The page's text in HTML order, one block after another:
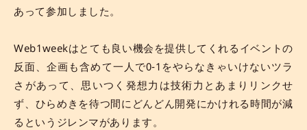
あって参加しました。
Web1weekはとても良い機会を提供してくれるイベントの
反面、企画も含めて一人で0-1をやらなきゃいけないツラ
さがあって、思いつく発想力は技術力とあまりリンクせ
ず、ひらめきを待つ間にどんどん開発にかけれる時間が減
るというジレンマがあります。